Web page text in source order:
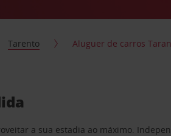
Tarento Aluguer de carros
a sua estadia ao máximo.